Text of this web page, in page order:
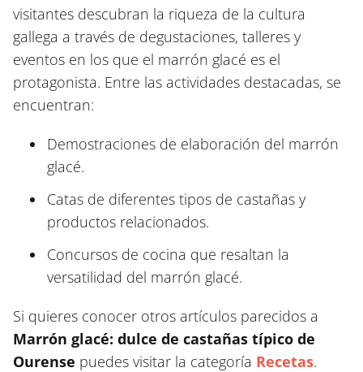
visitantes descubran la riqueza de la cultura
gallega a través de degustaciones, talleres y
eventos en los que el marrón glacé es el
protagonista. Entre las actividades destacadas, se
encuentran:
Demostraciones de elaboración del marrón
glacé.
Catas de diferentes tipos de castañas y
productos relacionados.
Concursos de cocina que resaltan la
versatilidad del marrón glacé.
Si quieres conocer otros artículos parecidos a
Marrón glacé: dulce de castañas típico de
Ourense puedes visitar la categoría Recetas.